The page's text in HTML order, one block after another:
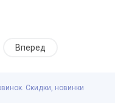
Вперед
Скидки, новинки